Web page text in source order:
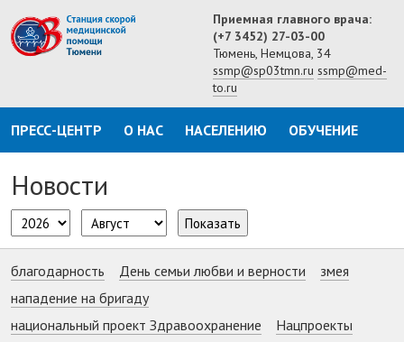
Приемная главного врача:
(+7 3452) 27-03-00
Тюмень, Немцова, 34
ssmp@sp03tmn.ru ssmp@med-
to.ru
ПРЕСС-ЦЕНТР О НАС НАСЕЛЕНИЮ ОБУЧЕНИЕ
Новости
Показать
благодарность День семьи любви и верности
змея
нападение на бригаду
национальный проект Здравоохранение
Нацпроекты